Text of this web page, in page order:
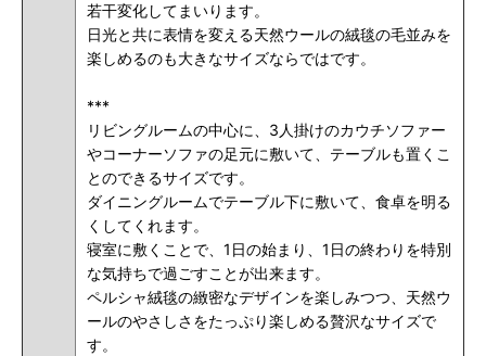
若干変化してまいります。
日光と共に表情を変える天然ウールの絨毯の毛並みを
楽しめるのも大きなサイズならではです。
***
リビングルームの中心に、3人掛けのカウチソファー
やコーナーソファの足元に敷いて、テーブルも置くこ
とのできるサイズです。
ダイニングルームでテーブル下に敷いて、食卓を明る
くしてくれます。
寝室に敷くことで、1日の始まり、1日の終わりを特別
な気持ちで過ごすことが出来ます。
ペルシャ絨毯の緻密なデザインを楽しみつつ、天然ウ
ールのやさしさをたっぷり楽しめる贅沢なサイズで
す。